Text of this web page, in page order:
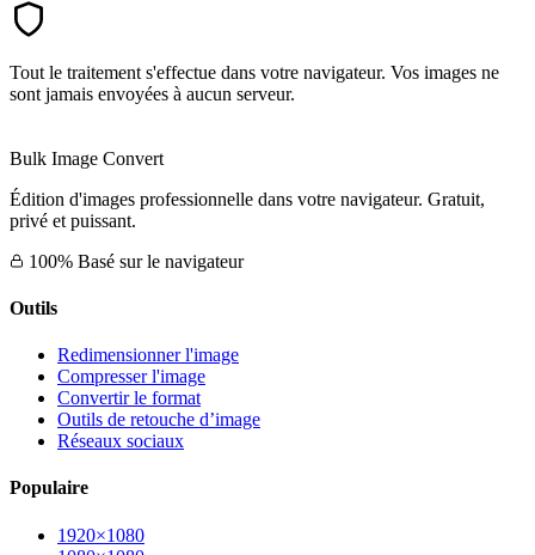
Tout le traitement s'effectue dans votre navigateur. Vos images ne
sont jamais envoyées à aucun serveur.
Bulk Image Convert
Édition d'images professionnelle dans votre navigateur. Gratuit,
privé et puissant.
100% Basé sur le navigateur
Outils
Redimensionner l'image
Compresser l'image
Convertir le format
Outils de retouche d’image
Réseaux sociaux
Populaire
1920×1080